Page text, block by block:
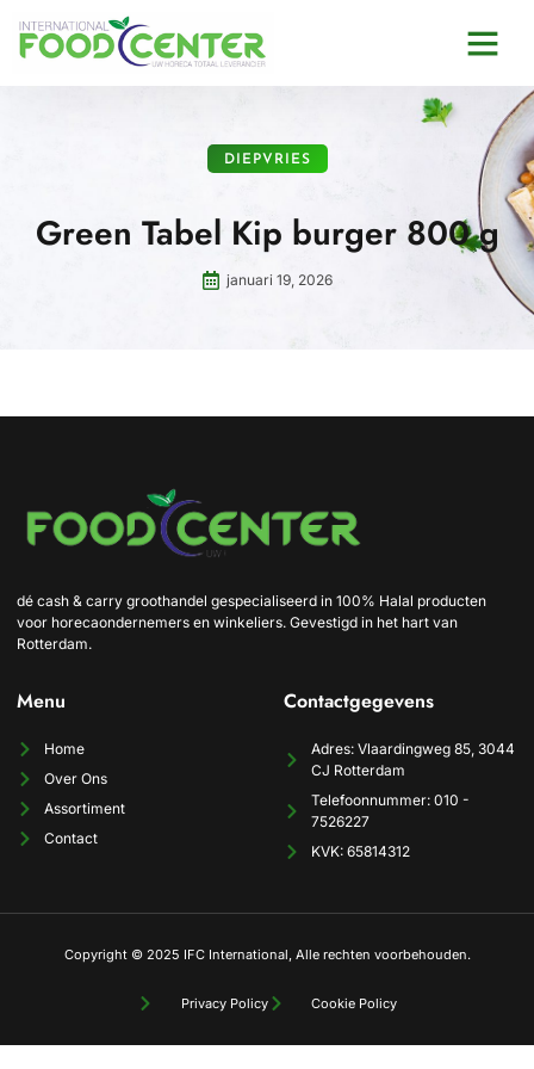
DIEPVRIES
Green Tabel Kip burger 800 g
januari 19, 2026
dé cash & carry groothandel gespecialiseerd in 100% Halal producten
voor horecaondernemers en winkeliers. Gevestigd in het hart van
Rotterdam.
Menu
Home
Over Ons
Assortiment
Contact
Contactgegevens
Adres: Vlaardingweg 85, 3044
CJ Rotterdam
Telefoonnummer: 010 -
7526227
KVK: 65814312
Copyright © 2025 IFC International, Alle rechten voorbehouden.
Privacy Policy Cookie Policy